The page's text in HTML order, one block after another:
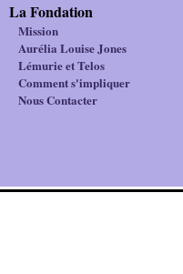
La Fondation
Mission
Aurélia Louise Jones
Lémurie et Telos
Comment s'impliquer
Nous Contacter